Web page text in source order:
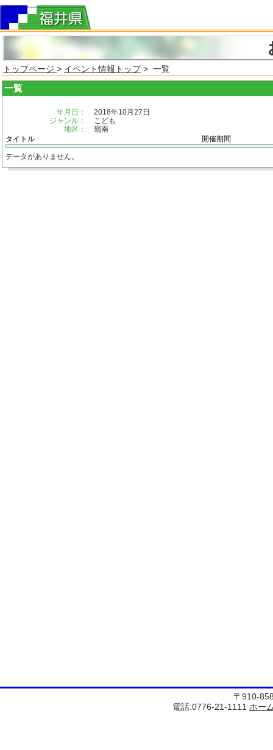
トップページ > イベント情報トップ> 一覧
一覧
年月日：
2018年10月27日
ジャンル：
こども
地区：
嶺南
タイトル
開催期間
データがありません。
〒910-
電話:0776-21-1111 ホー